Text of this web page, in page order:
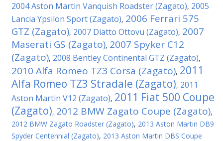
2004 Aston Martin Vanquish Roadster (Zagato), 2005
Lancia Ypsilon Sport (Zagato), 2006 Ferrari 575
GTZ (Zagato), 2007 Diatto Ottovu (Zagato), 2007
Maserati GS (Zagato), 2007 Spyker C12
(Zagato), 2008 Bentley Continental GTZ (Zagato),
2010 Alfa Romeo TZ3 Corsa (Zagato), 2011
Alfa Romeo TZ3 Stradale (Zagato), 2011
Aston Martin V12 (Zagato), 2011 Fiat 500 Coupe
(Zagato), 2012 BMW Zagato Coupe (Zagato),
2012 BMW Zagato Roadster (Zagato), 2013 Aston Martin DB9
Spyder Centennial (Zagato), 2013 Aston Martin DBS Coupe